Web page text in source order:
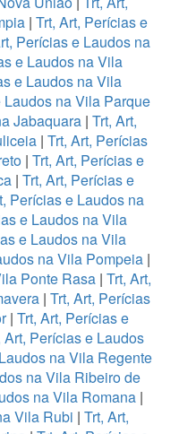
| Trt, Art, Perícias e
Perícias e Laudos na
e Laudos na Vila
e Laudos na Vila
Laudos na Vila Parque
Jabaquara | Trt, Art,
| Trt, Art, Perícias
| Trt, Art, Perícias e
| Trt, Art, Perícias e
Perícias e Laudos na
e Laudos na Vila
e Laudos na Vila
na Vila Pompeia|
Ponte Rasa | Trt, Art,
| Trt, Art, Perícias
| Trt, Art, Perícias e
Art, Perícias e Laudos
na Vila Regente
na Vila Ribeiro de
na Vila Romana |
Vila Rubi | Trt, Art,